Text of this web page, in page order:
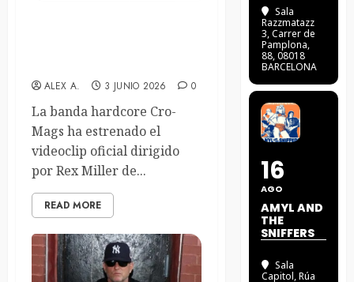
ALEX A. 3 JUNIO 2026 0
La banda hardcore Cro-
Mags ha estrenado el
videoclip oficial dirigido
por Rex Miller de...
READ MORE
Sala
Razzmatazz
3, Carrer de
Pamplona,
88, 08018
BARCELONA
16
AGO
AMYL AND
THE
SNIFFERS
Sala
Capitol, Rúa